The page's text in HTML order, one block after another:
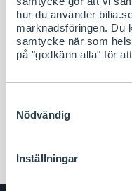
hur du använder
marknadsföringen. Du
samtycke när som
på "godkänn alla" för
Nödvändig
Inställningar
Övrigt
Skriv ut